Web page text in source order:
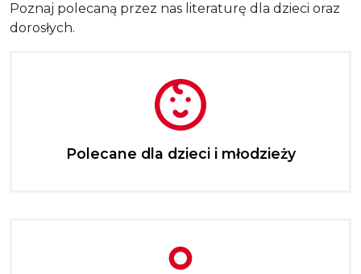
Poznaj polecaną przez nas literaturę dla dzieci oraz
dorosłych.
Polecane dla dzieci i młodzieży